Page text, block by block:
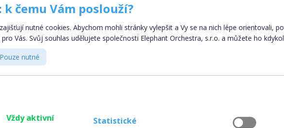
Poskytnuté osobní údaje nebudou ve smyslu nařízení
2016, obecného nařízení o ochraně osobních údajů
čemu Vám poslouží?
nutné cookies. Abychom mohli stránky vylepšit a Vy se na nich lépe orientovali,
Vás. Svůj souhlas udělujete společnosti Elephant Orchestra, s.r.o. a můžete ho
Pouze nutné
Vždy aktivní Statistické